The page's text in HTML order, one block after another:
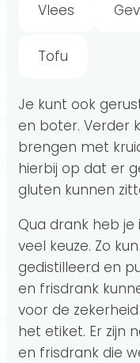
Vlees
Tofu
Je kunt ook
en boter. Verder
brengen met
hierbij op dat er
gluten kunnen
Qua drank heb je
veel keuze. Zo
gedistilleerd en
en frisdrank
voor de
het etiket. Er zijn
en frisdrank die